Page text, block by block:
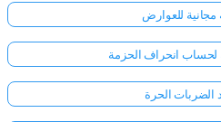
مجانية للعوارض
لحساب انحراف الحزمة
الضربات الحرة